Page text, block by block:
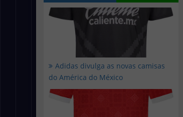
Adidas divulga as novas camisas
do América do México